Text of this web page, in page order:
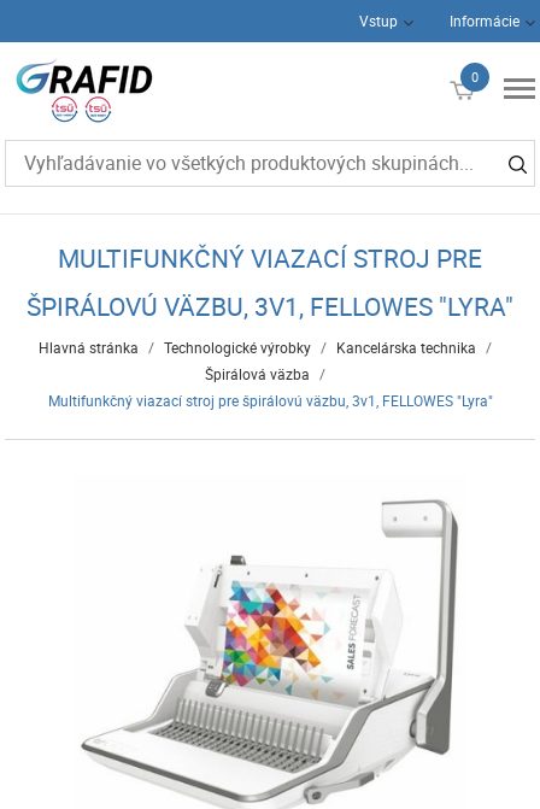
Vstup Informácie
0
€0
MULTIFUNKČNÝ VIAZACÍ STROJ PRE
ŠPIRÁLOVÚ VÄZBU, 3V1, FELLOWES "LYRA"
Hlavná stránka / Technologické výrobky / Kancelárska technika /
Špirálová väzba /
Multifunkčný viazací stroj pre špirálovú väzbu, 3v1, FELLOWES "Lyra"